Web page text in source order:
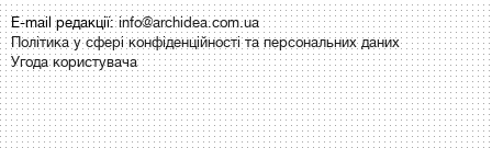
E-mail редакції:info@archidea.com.ua
Політика у сфері конфіденційності та персональних даних
Угода користувача